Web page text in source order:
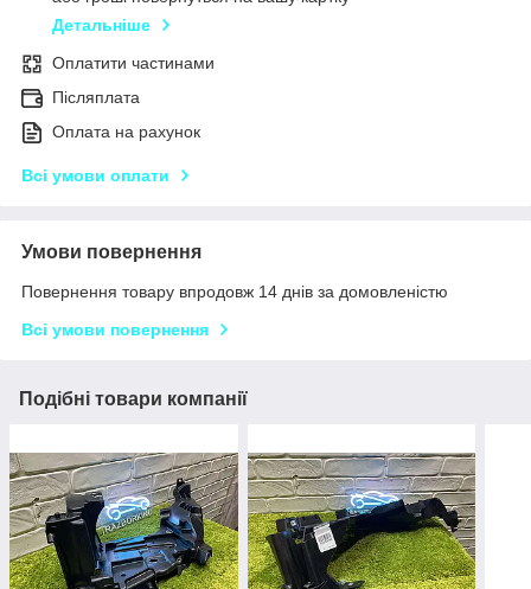
Детальніше
Оплатити частинами
Післяплата
Оплата на рахунок
Всі умови оплати
Умови повернення
Повернення товару впродовж 14 днів за домовленістю
Всі умови повернення
Подібні товари компанії